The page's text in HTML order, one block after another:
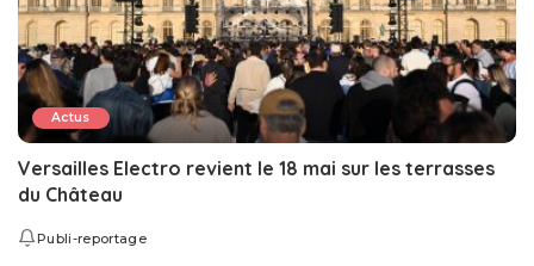
Actus
Versailles Electro revient le 18 mai sur les terrasses
du Château
Publi-reportage